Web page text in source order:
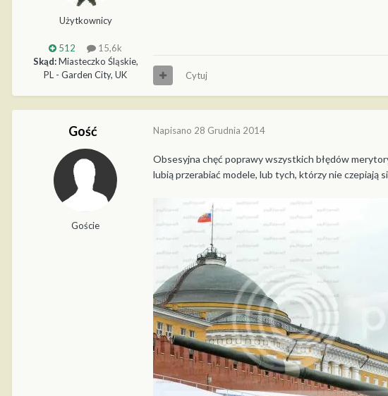
Użytkownicy
512
15,6k
Skąd:Miasteczko Śląskie,
PL - Garden City, UK
Cytuj
Gość
Goście
Napisano 28 Grudnia 2014
Obsesyjna chęć poprawy wszystkich błędów
lubią przerabiać modele, lub tych, którzy nie czepiają